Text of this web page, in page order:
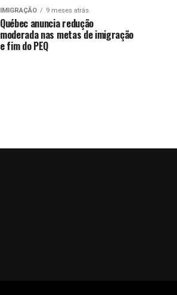
IMIGRAÇÃO 9 meses atrás
Québec anuncia redução
moderada nas metas de imigração
e fim do PEQ